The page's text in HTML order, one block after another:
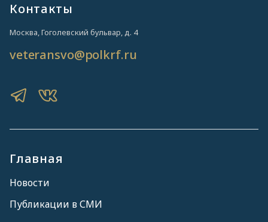
Главная
Новости
Публикации в СМИ
Контакты
Москва, Гоголевский бульвар, д. 4
veteransvo@polkrf.ru